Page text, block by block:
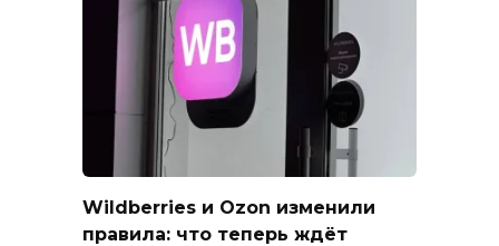
Wildberries и Ozon изменили
правила: что теперь ждёт